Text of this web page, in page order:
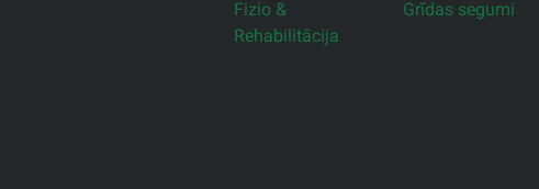
Fizio &
Rehabilitācija
Grīdas segumi